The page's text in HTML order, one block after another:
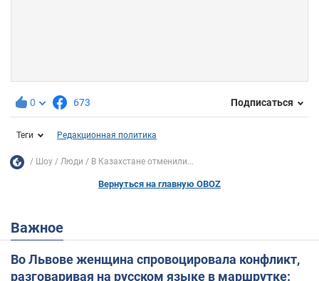
0 673 Подписаться
Теги Редакционная политика
Шоу Люди В Казахстане отменили...
Вернуться на главную OBOZ
Важное
Во Львове женщина спровоцировала конфликт,
разговаривая на русском языке в маршрутке: